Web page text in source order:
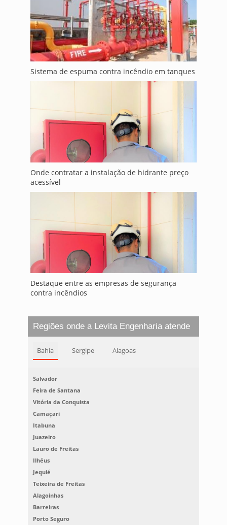
Sistema de espuma contra incêndio em tanques
Onde contratar a instalação de hidrante preço
acessível
Destaque entre as empresas de segurança
contra incêndios
Regiões onde a Levita Engenharia atende
Bahia Sergipe Alagoas
Salvador
Feira de Santana
Vitória da Conquista
Camaçari
Itabuna
Juazeiro
Lauro de Freitas
Ilhéus
Jequié
Teixeira de Freitas
Alagoinhas
Barreiras
Porto Seguro